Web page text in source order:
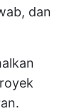
dan